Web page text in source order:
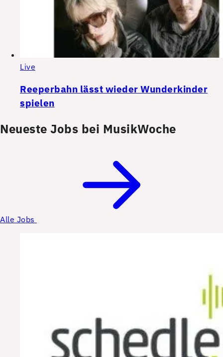
Live
Reeperbahn lässt wieder Wunderkinder
spielen
Neueste Jobs bei MusikWoche
Alle Jobs